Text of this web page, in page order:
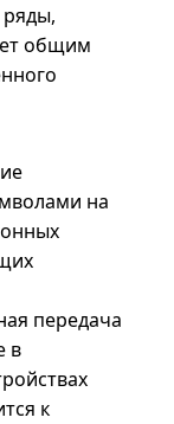
общим
на
передача
в
к